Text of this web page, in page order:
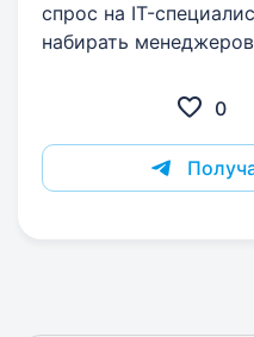
спрос на IT-
набирать
0